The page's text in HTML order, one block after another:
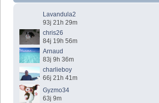
Lavandula2
93j 21h 29m
chris26
84j 19h 56m
Arnaud
83j 9h 36m
charlieboy
66j 21h 41m
Gyzmo34
63j 9m